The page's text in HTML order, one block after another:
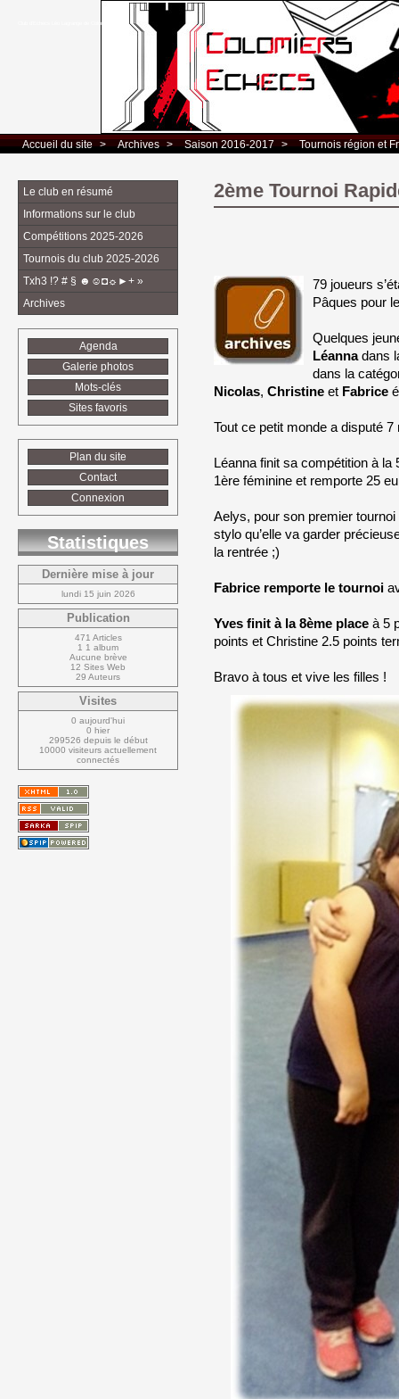
Club d’Echecs Léo Lagrange de Colomiers
Accueil du site > Archives > Saison 2016-2017 > Tournois région et
2ème Tournoi
79 joueurs
Pâques pour
Quelques
Léannadans
dans la
Nicolas, Christine et Fabrice
Tout ce petit monde a disputé
Léanna finit sa compétition à
1ère féminine et remporte 25
Aelys, pour son premier
stylo qu’elle va garder
la rentrée ;)
Fabrice remporte le tournoi
Yves finit à la 8ème place à 5
points et Christine 2.5 points
Bravo à tous et vive les filles !
Le club en résumé
Informations sur le club
Compétitions 2025-2026
Tournois du club 2025-2026
Txh3 !? # § ☻☺◘☼►+ »
Archives
Agenda
Galerie photos
Mots-clés
Sites favoris
Plan du site
Contact
Connexion
Statistiques
Dernière mise à jour
lundi 15 juin 2026
Publication
471 Articles
1 1 album
Aucune brève
12 Sites Web
29 Auteurs
Visites
0 aujourd'hui
0 hier
299526 depuis le début
10000 visiteurs actuellement
connectés